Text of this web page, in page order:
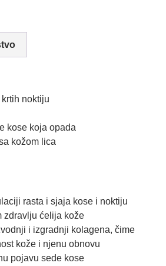
krtih noktiju
kose koja opada
kožom lica
rasta i sjaja kose i noktiju
zdravlju ćelija kože
i izgradnji kolagena, čime
kože i njenu obnovu
pojavu sede kose